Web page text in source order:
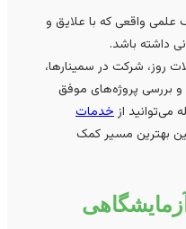
که با علایق و
باشد.
شرکت در سمینارها،
پروژه‌های موفق
ازخدمات
مسیر کمک